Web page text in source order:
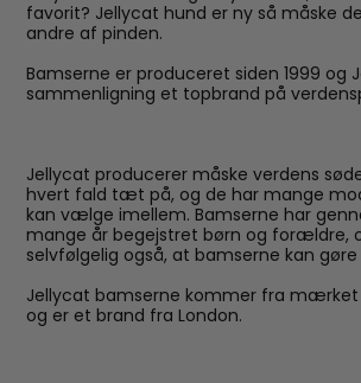
favorit? Jellycat hund er ny så måske
andre af pinden.
Bamserne er produceret siden 1999 og
sammenligning et topbrand på
Jellycat producerer måske verdens
hvert fald tæt på, og de har mange
kan vælge imellem. Bamserne har
mange år begejstret børn og forældre,
selvfølgelig også, at bamserne kan
Jellycat bamserne kommer fra
og er et brand fra London.